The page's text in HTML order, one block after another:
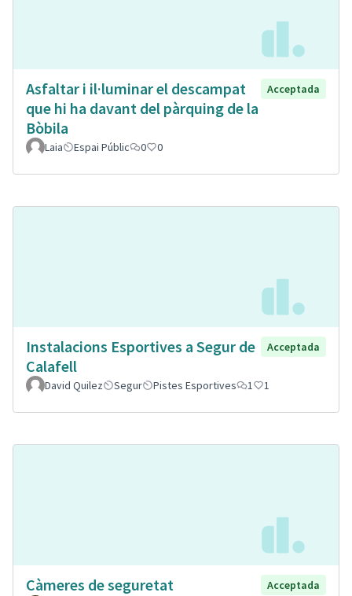
Asfaltar i il·luminar el descampat
que hi ha davant del pàrquing de la
Bòbila
Acceptada
Laia Espai Públic 0 0
Instalacions Esportives a Segur de
Calafell
Acceptada
David Quilez Segur Pistes Esportives 1 1
Càmeres de seguretat
Acceptada